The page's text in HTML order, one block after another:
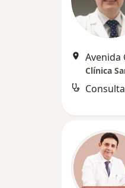
Clínica